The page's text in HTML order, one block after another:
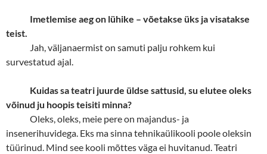
Imetlemise aeg on lühike – võetakse üks ja visatakse
teist.
Jah, väljanaermist on samuti palju rohkem kui
survestatud ajal.
Kuidas sa teatri juurde üldse sattusid, su elutee oleks
võinud ju hoopis teisiti minna?
Oleks, oleks, meie pere on majandus- ja
insenerihuvidega. Eks ma sinna tehnikaülikooli poole oleksin
tüürinud. Mind see kooli mõttes väga ei huvitanud. Teatri